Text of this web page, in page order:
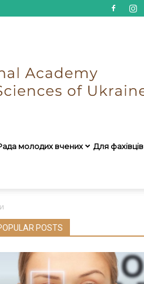
молодих вчених Для фахівців
POSTS